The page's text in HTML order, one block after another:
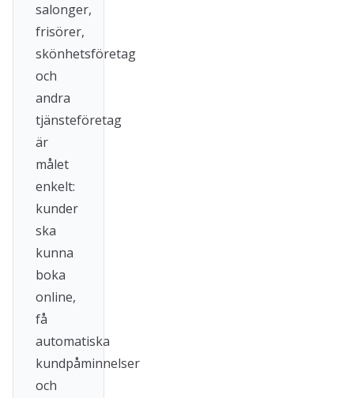
salonger,
frisörer,
skönhetsföretag
och
andra
tjänsteföretag
är
målet
enkelt:
kunder
ska
kunna
boka
online,
få
automatiska
kundpåminnelser
och